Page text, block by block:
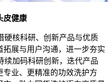
皮健康
硬核科研、创新产品与优质
展与用户沟通，进一步夯实
续加码科研创新，迭代产品
业、更精准的功效洗护方